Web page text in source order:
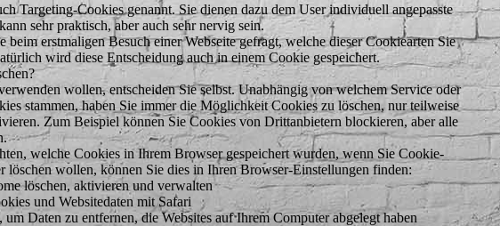
Targeting-Cookies genannt. Sie dienen dazu dem User individuell angepasste
sehr praktisch, aber auch sehr nervig sein.
beim erstmaligen Besuch einer Webseite gefragt, welche dieser Cookiearten Sie
wird diese Entscheidung auch in einem Cookie gespeichert.
wollen, entscheiden Sie selbst. Unabhängig von welchem Service oder
stammen, haben Sie immer die Möglichkeit Cookies zu löschen, nur teilweise
Zum Beispiel können Sie Cookies von Drittanbietern blockieren, aber alle
welche Cookies in Ihrem Browser gespeichert wurden, wenn Sie Cookie-
löschen wollen, können Sie dies in Ihren Browser-Einstellungen finden:
löschen, aktivieren und verwalten
und Websitedaten mit Safari
Daten zu entfernen, die Websites auf Ihrem Computer abgelegt haben